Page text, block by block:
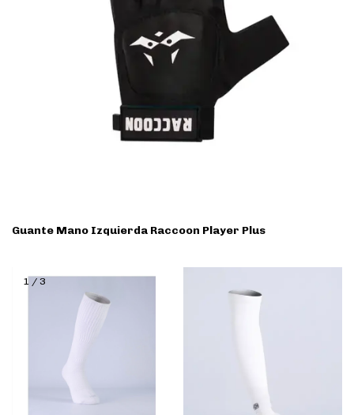
Guante Mano Izquierda Raccoon Player Plus
1 / 3